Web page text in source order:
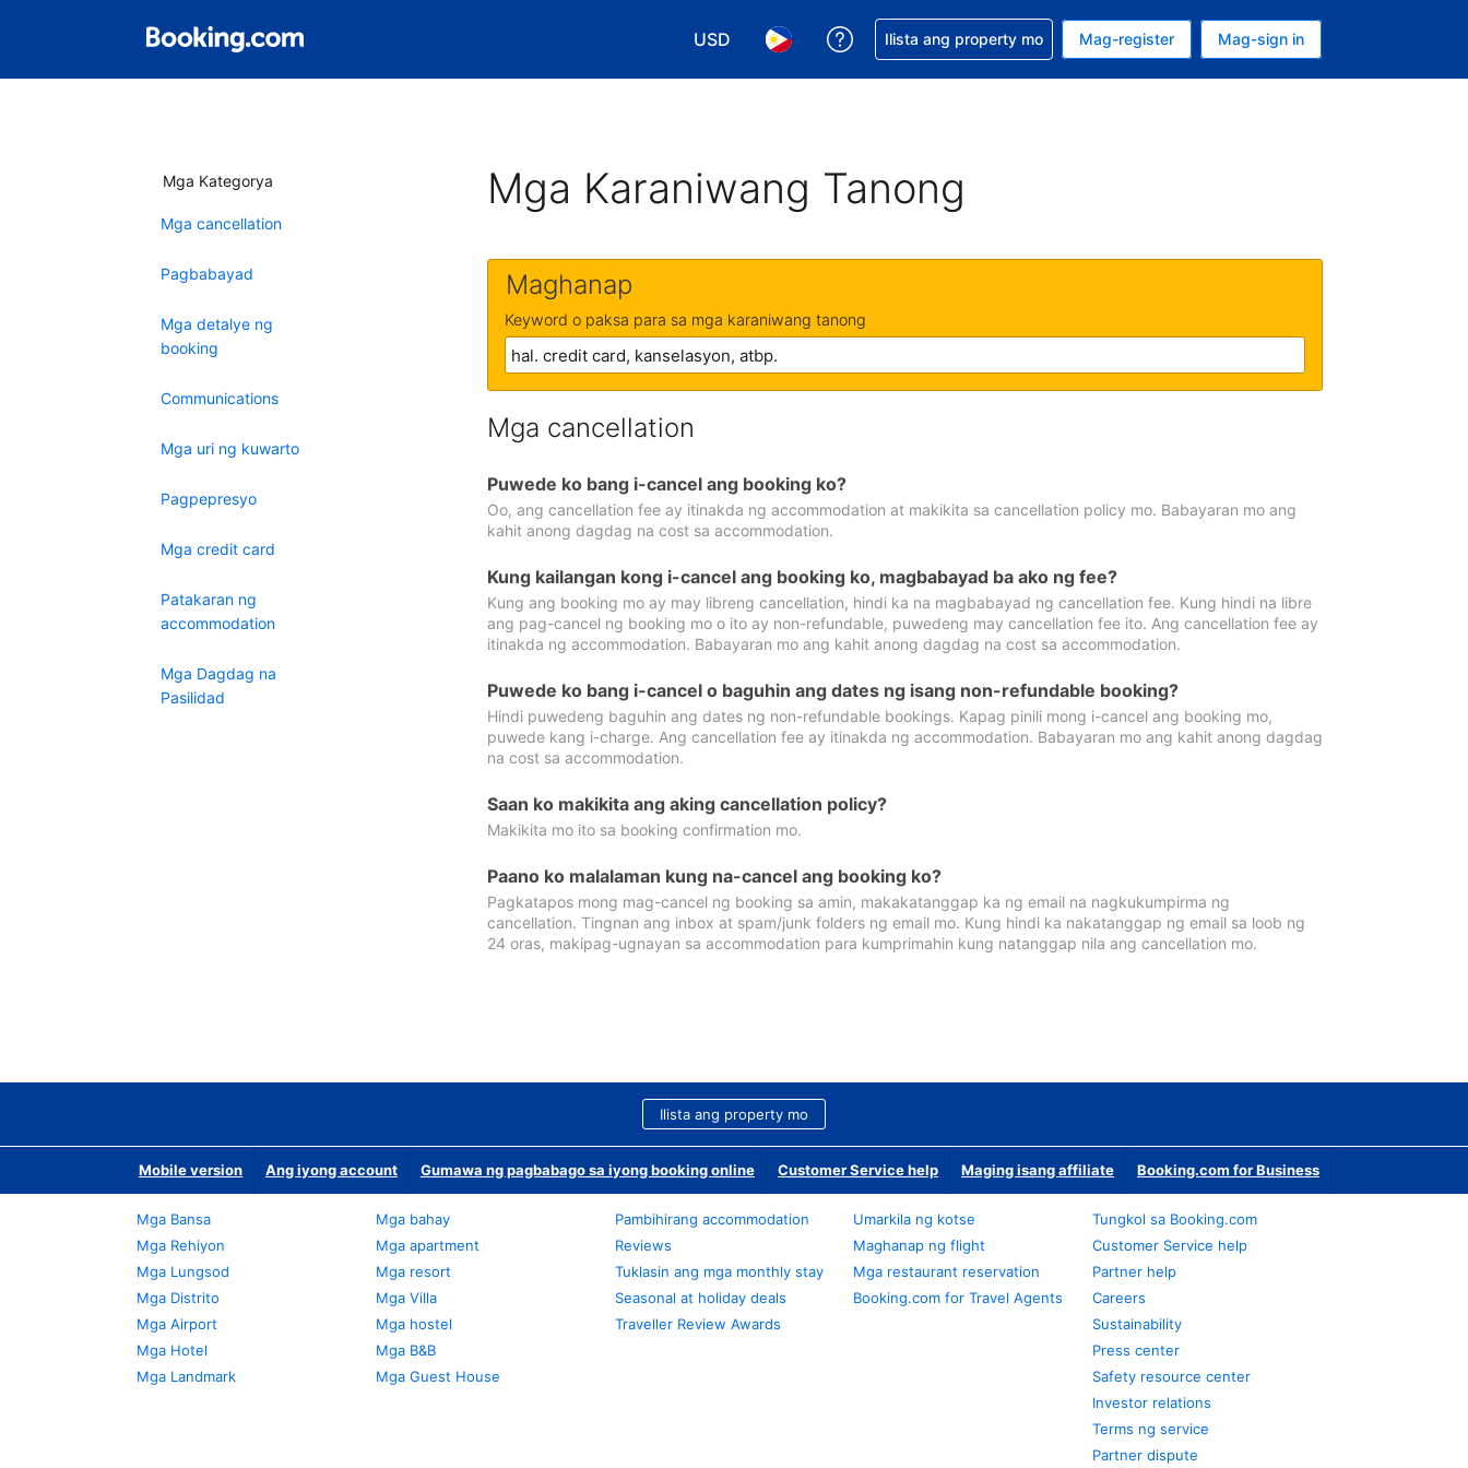
USD
Pumili ng currency mo. USD ang currency mo ngayon
Pumili ng wika mo. Filipino ang wika mo ngayon
Makakuha ng tulong sa reservation mo
Ilista ang property mo Mag-register Mag-sign in
Mga Kategorya
Mga cancellation
Pagbabayad
Mga detalye ng
booking
Communications
Mga uri ng kuwarto
Pagpepresyo
Mga credit card
Patakaran ng
accommodation
Mga Dagdag na
Pasilidad
Mga Karaniwang Tanong
Maghanap
Keyword o paksa para sa mga karaniwang tanong
Mga cancellation
Puwede ko bang i-cancel ang booking ko?
Oo, ang cancellation fee ay itinakda ng accommodation at makikita sa cancellation policy mo. Babayaran mo ang
kahit anong dagdag na cost sa accommodation.
Kung kailangan kong i-cancel ang booking ko, magbabayad ba ako ng fee?
Kung ang booking mo ay may libreng cancellation, hindi ka na magbabayad ng cancellation fee. Kung hindi na libre
ang pag-cancel ng booking mo o ito ay non-refundable, puwedeng may cancellation fee ito. Ang cancellation fee ay
itinakda ng accommodation. Babayaran mo ang kahit anong dagdag na cost sa accommodation.
Puwede ko bang i-cancel o baguhin ang dates ng isang non-refundable booking?
Hindi puwedeng baguhin ang dates ng non-refundable bookings. Kapag pinili mong i-cancel ang booking mo,
puwede kang i-charge. Ang cancellation fee ay itinakda ng accommodation. Babayaran mo ang kahit anong dagdag
na cost sa accommodation.
Saan ko makikita ang aking cancellation policy?
Makikita mo ito sa booking confirmation mo.
Paano ko malalaman kung na-cancel ang booking ko?
Pagkatapos mong mag-cancel ng booking sa amin, makakatanggap ka ng email na nagkukumpirma ng
cancellation. Tingnan ang inbox at spam/junk folders ng email mo. Kung hindi ka nakatanggap ng email sa loob ng
24 oras, makipag-ugnayan sa accommodation para kumprimahin kung natanggap nila ang cancellation mo.
Ilista ang property mo
Mobile version Ang iyong account Gumawa ng pagbabago sa iyong booking online Customer Service help Maging isang affiliate Booking.com for Business
Mga Bansa
Mga Rehiyon
Mga Lungsod
Mga Distrito
Mga Airport
Mga Hotel
Mga Landmark
Mga bahay
Mga apartment
Mga resort
Mga Villa
Mga hostel
Mga B&B
Mga Guest House
Pambihirang accommodation
Reviews
Tuklasin ang mga monthly stay
Seasonal at holiday deals
Traveller Review Awards
Umarkila ng kotse
Maghanap ng flight
Mga restaurant reservation
Booking.com for Travel Agents
Tungkol sa Booking.com
Customer Service help
Partner help
Careers
Sustainability
Press center
Safety resource center
Investor relations
Terms ng service
Partner dispute